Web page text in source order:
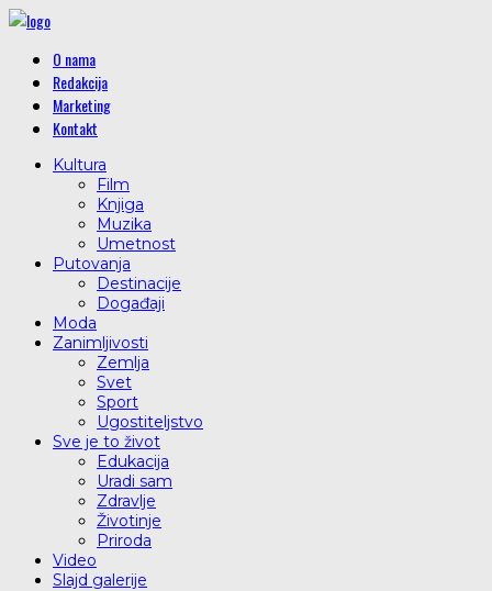
O nama
Redakcija
Marketing
Kontakt
Kultura
Film
Knjiga
Muzika
Umetnost
Putovanja
Destinacije
Događaji
Moda
Zanimljivosti
Zemlja
Svet
Sport
Ugostiteljstvo
Sve je to život
Edukacija
Uradi sam
Zdravlje
Životinje
Priroda
Video
Slajd galerije